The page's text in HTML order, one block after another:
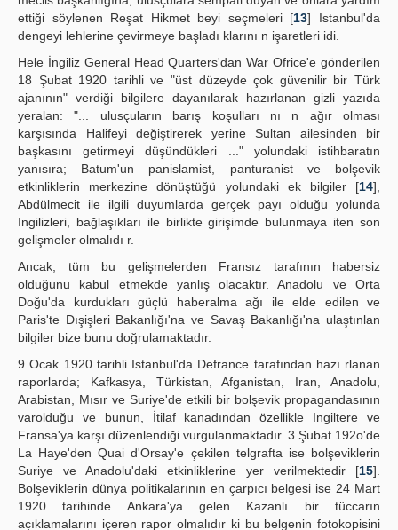
ettiği söylenen Reşat Hikmet beyi seçmeleri [13] Istanbul'da
dengeyi lehlerine çevirmeye başladı klarını n işaretleri idi.
Hele İngiliz General Head Quarters'dan War Ofrice'e gönderilen
18 Şubat 1920 tarihli ve "üst düzeyde çok güvenilir bir Türk
ajanının" verdiği bilgilere dayanılarak hazırlanan gizli yazıda
yeralan: "... ulusçuların barış koşulları nı n ağır olması
karşısında Halifeyi değiştirerek yerine Sultan ailesinden bir
başkasını getirmeyi düşündükleri ..." yolundaki istihbaratın
yanısıra; Batum'un panislamist, panturanist ve bolşevik
etkinliklerin merkezine dönüştüğü yolundaki ek bilgiler [14],
Abdülmecit ile ilgili duyumlarda gerçek payı olduğu yolunda
Ingilizleri, bağlaşıkları ile birlikte girişimde bulunmaya iten son
gelişmeler olmalıdı r.
Ancak, tüm bu gelişmelerden Fransız tarafının habersiz
olduğunu kabul etmekde yanlış olacaktır. Anadolu ve Orta
Doğu'da kurdukları güçlü haberalma ağı ile elde edilen ve
Paris'te Dışişleri Bakanlığı'na ve Savaş Bakanlığı'na ulaştınlan
bilgiler bize bunu doğrulamaktadır.
9 Ocak 1920 tarihli Istanbul'da Defrance tarafından hazı rlanan
raporlarda; Kafkasya, Türkistan, Afganistan, Iran, Anadolu,
Arabistan, Mısır ve Suriye'de etkili bir bolşevik propagandasının
varolduğu ve bunun, İtilaf kanadından özellikle Ingiltere ve
Fransa'ya karşı düzenlendiği vurgulanmaktadır. 3 Şubat 192o'de
La Haye'den Quai d'Orsay'e çekilen telgrafta ise bolşeviklerin
Suriye ve Anadolu'daki etkinliklerine yer verilmektedir [15].
Bolşeviklerin dünya politikalarının en çarpıcı belgesi ise 24 Mart
1920 tarihinde Ankara'ya gelen Kazanlı bir tüccarın
açıklamalarını içeren rapor olmalıdır ki bu belgenin fotokopisini